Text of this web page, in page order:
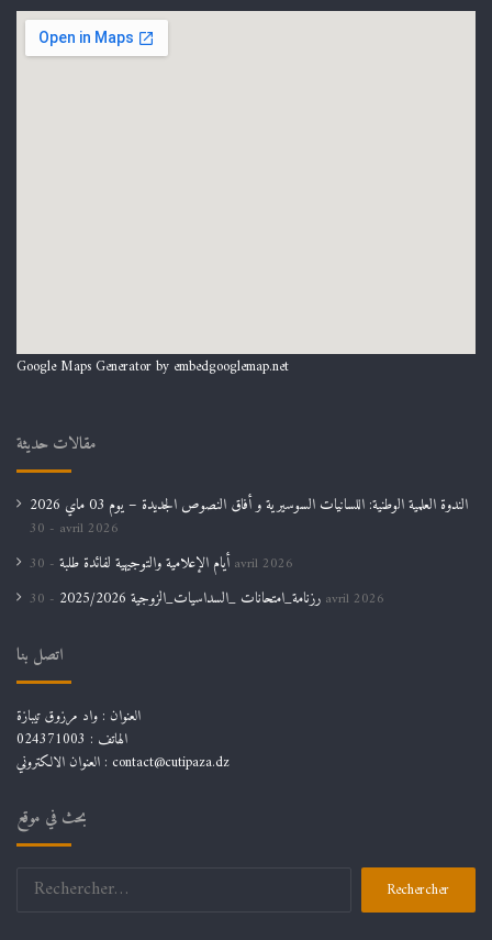
Google Maps Generator by embedgooglemap.net
مقالات حديثة
الندوة العلمية الوطنية: اللسانيات السوسيرية و أفاق النصوص الجديدة – يوم 03 ماي 2026
30 avril 2026
أيام الإعلامية والتوجيهية لفائدة طلبة30 avril 2026
رزنامة_امتحانات _السداسيات_الزوجية 2025/2026 30 avril 2026
اتصل بنا
العنوان : واد مرزوق تيبازة
الهاتف : 024371003
العنوان الالكتروني : contact@cutipaza.dz
بحث في موقع